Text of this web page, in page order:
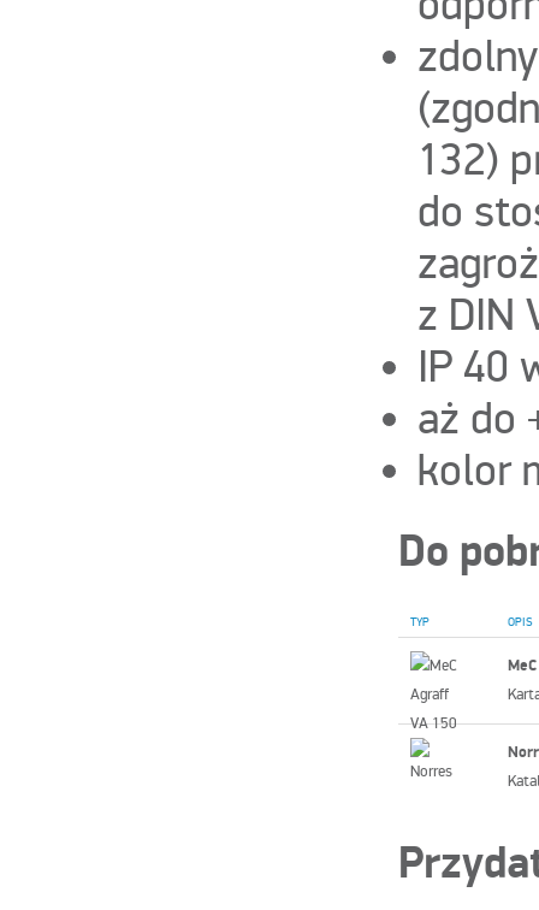
132)
do
z DIN
IP 40
aż do
kolor
Do
TYP OPIS